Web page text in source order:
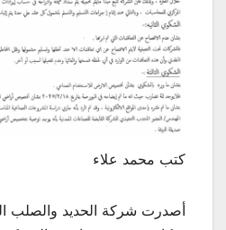
كتب محمد علاء